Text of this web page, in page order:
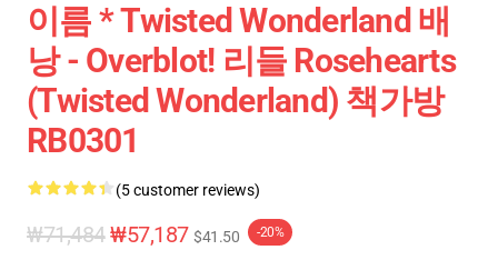
이름 * Twisted Wonderland 배
낭 - Overblot! 리들 Rosehearts
(Twisted Wonderland) 책가방
RB0301
(5 customer reviews)
₩71,484₩57,187 $41.50 -20%